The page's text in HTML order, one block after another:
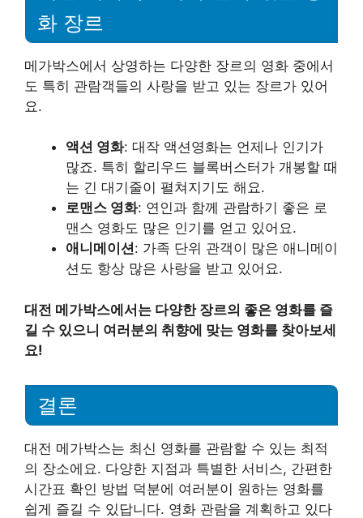
화 장르
메가박스에서 상영하는 다양한 장르의 영화 중에서
도 특히 관람객들의 사랑을 받고 있는 장르가 있어
요.
액션 영화: 대작 액션영화는 언제나 인기가
많죠. 특히 할리우드 블록버스터가 개봉할 때
는 긴 대기줄이 펼쳐지기도 해요.
로맨스 영화: 연인과 함께 관람하기 좋은 로
맨스 영화도 많은 인기를 얻고 있어요.
애니메이션: 가족 단위 관객이 많은 애니메이
션도 항상 많은 사랑을 받고 있어요.
대전 메가박스에서는 다양한 장르의 좋은 영화를 즐
길 수 있으니 여러분의 취향에 맞는 영화를 찾아보세
요!
결론
대전 메가박스는 최신 영화를 관람할 수 있는 최적
의 장소에요. 다양한 지점과 특별한 서비스, 간편한
시간표 확인 방법 덕분에 여러분이 원하는 영화를
쉽게 즐길 수 있답니다. 영화 관람을 계획하고 있다